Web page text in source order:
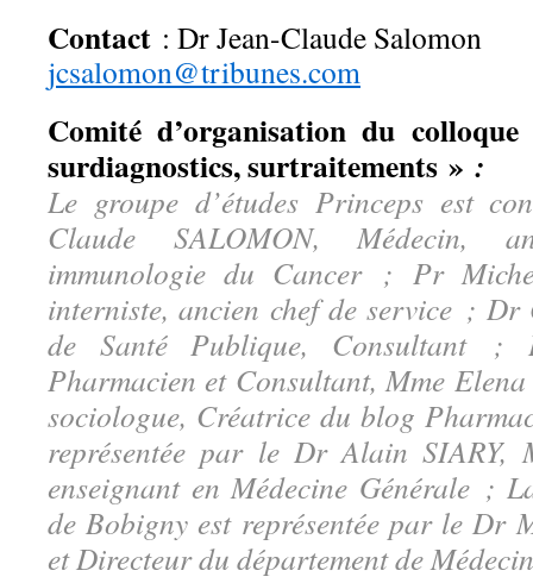
Contact : Dr Jean-Claude Salomon
jcsalomon@tribunes.com
Comité d’organisation du
surdiagnostics, surtraitements » :
Le groupe d’études Princeps est
Claude SALOMON, Médecin,
immunologie du Cancer ; Pr
interniste, ancien chef de service ;
de Santé Publique, Consultant ;
Pharmacien et Consultant, Mme
sociologue, Créatrice du blog
représentée par le Dr Alain SIARY,
enseignant en Médecine Générale ;
de Bobigny est représentée par le Dr
et Directeur du département de